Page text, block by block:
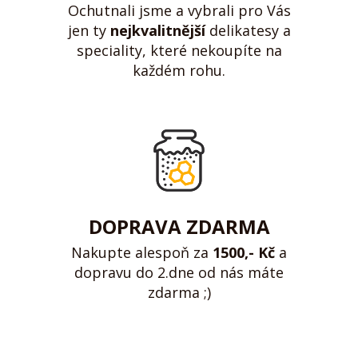
Ochutnali jsme a vybrali pro Vás
jen ty nejkvalitnějšídelikatesy a
speciality, které nekoupíte na
každém rohu.
DOPRAVA ZDARMA
Nakupte alespoň za 1500,- Kč a
dopravu do 2.dne od nás máte
zdarma ;)